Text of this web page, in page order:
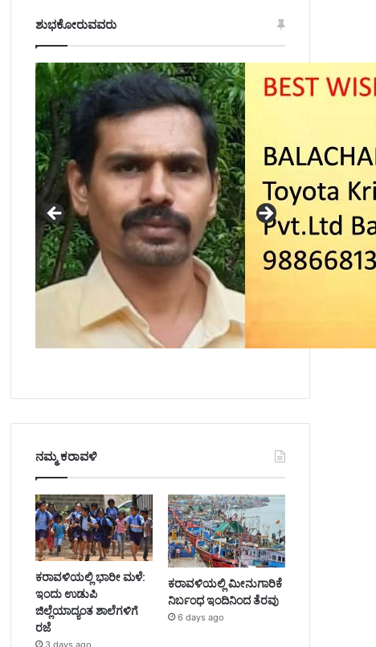
ಶುಭಕೋರುವವರು
ನಮ್ಮ ಕರಾವಳಿ
ಕರಾವಳಿಯಲ್ಲಿ ಭಾರೀ ಮಳೆ:
ಇಂದು ಉಡುಪಿ
ಜಿಲ್ಲೆಯಾದ್ಯಂತ ಶಾಲೆಗಳಿಗೆ
ರಜೆ
3 days ago
ಕರಾವಳಿಯಲ್ಲಿ ಮೀನುಗಾರಿಕೆ
ನಿರ್ಬಂಧ ಇಂದಿನಿಂದ ತೆರವು
6 days ago